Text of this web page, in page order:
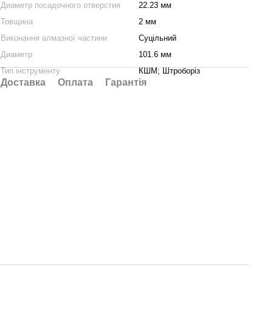
Диаметр посадочного отверстия
22.23 мм
Товщина
2 мм
Виконання алмазної частини
Суцільний
Диаметр
101.6 мм
Тип інструменту
КШМ; Штроборіз
Доставка Оплата Гарантія